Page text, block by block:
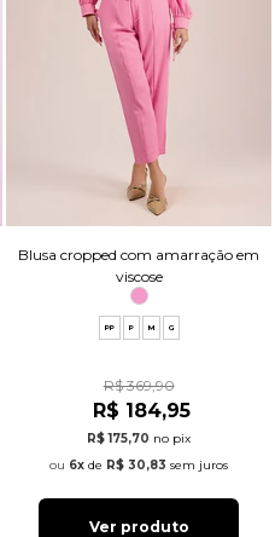
Blusa cropped com amarração em
viscose
PP P M G
R$ 369,90
R$ 184,95
R$ 175,70 no pix
6x de R$ 30,83 sem juros
Ver produto